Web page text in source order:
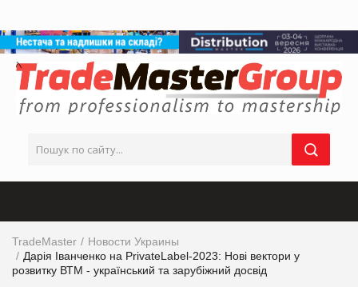
TradeMaster
Новости Украины
Дарія Іванченко на PrivateLabel-2023: Нові вектори у
розвитку ВТМ - український та зарубіжний досвід